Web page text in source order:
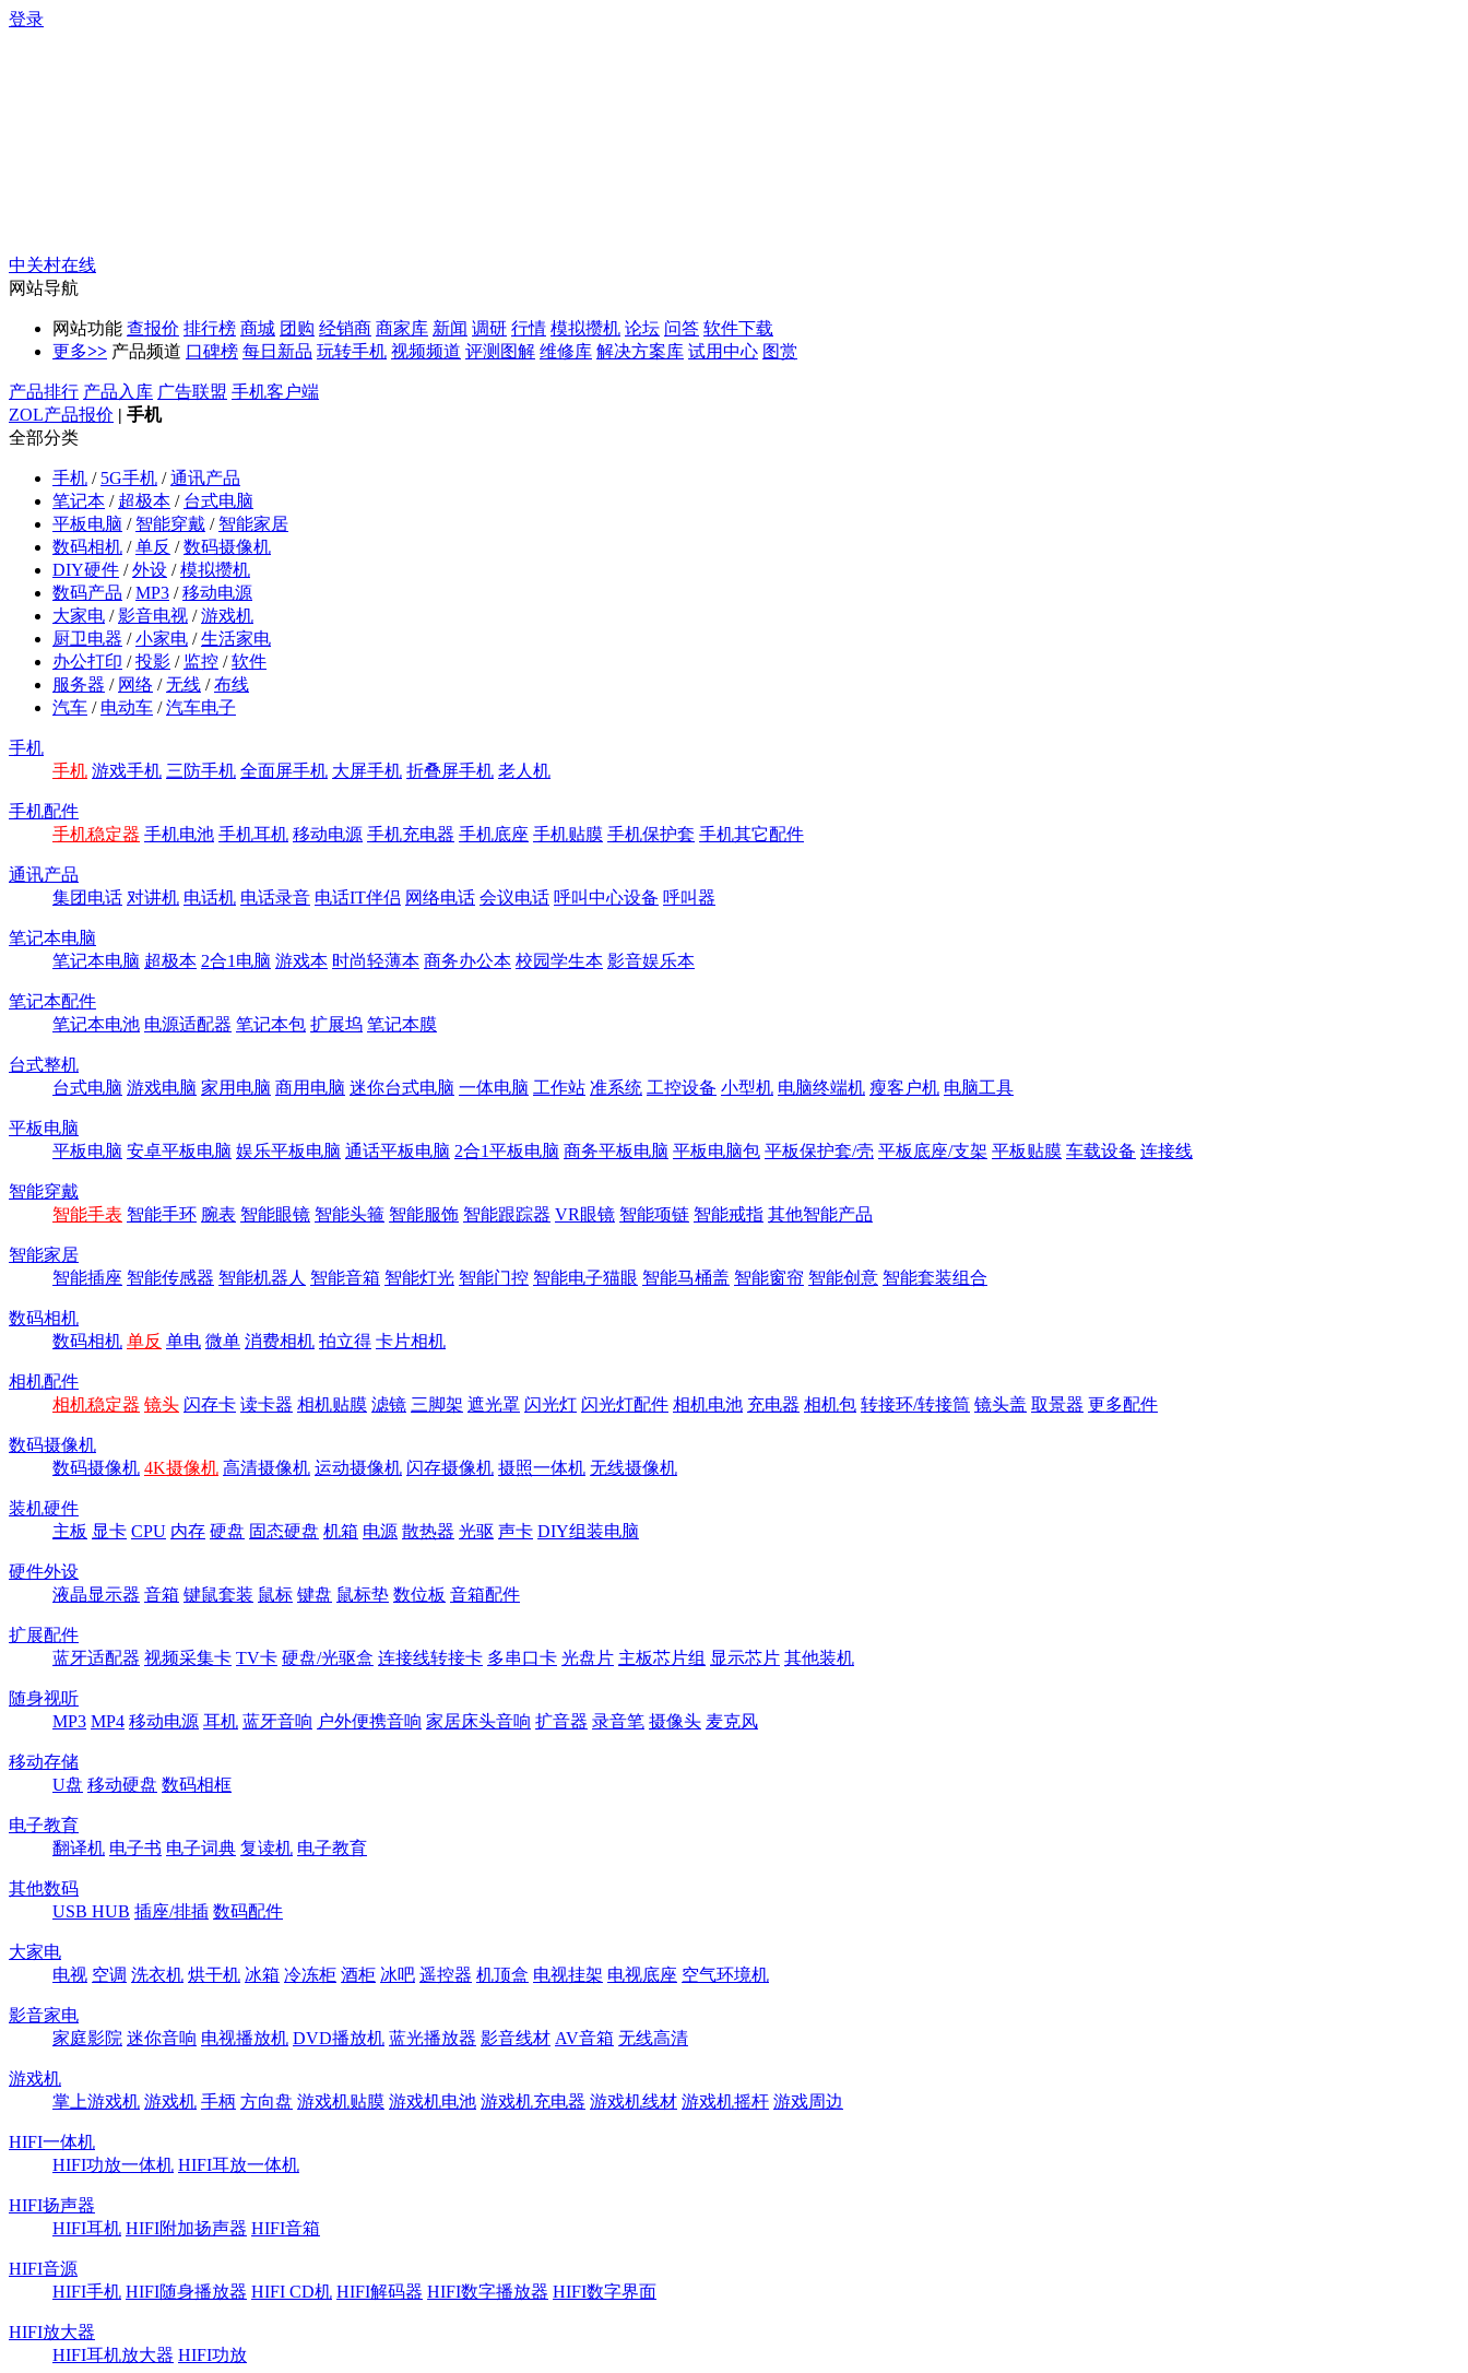
登录
中关村在线
网站导航
网站功能 查报价 排行榜 商城 团购 经销商 商家库 新闻 调研 行情 模拟攒机 论坛 问答 软件下载
更多>> 产品频道 口碑榜 每日新品 玩转手机 视频频道 评测图解 维修库 解决方案库 试用中心 图赏
产品排行 产品入库 广告联盟 手机客户端
ZOL产品报价 | 手机
全部分类
手机 / 5G手机 /通讯产品
笔记本 / 超极本 / 台式电脑
平板电脑 / 智能穿戴 / 智能家居
数码相机 /单反 /数码摄像机
DIY硬件 /外设 /模拟攒机
数码产品 /MP3 /移动电源
大家电 /影音电视 /游戏机
厨卫电器 /小家电 /生活家电
办公打印 /投影 / 监控 /软件
服务器 / 网络 /无线 /布线
汽车 / 电动车 /汽车电子
手机
手机 游戏手机 三防手机 全面屏手机 大屏手机 折叠屏手机 老人机
手机配件
手机稳定器 手机电池 手机耳机 移动电源 手机充电器 手机底座 手机贴膜 手机保护套 手机其它配件
通讯产品
集团电话 对讲机 电话机 电话录音 电话IT伴侣 网络电话 会议电话 呼叫中心设备 呼叫器
笔记本电脑
笔记本电脑 超极本 2合1电脑 游戏本 时尚轻薄本 商务办公本 校园学生本 影音娱乐本
笔记本配件
笔记本电池 电源适配器 笔记本包 扩展坞 笔记本膜
台式整机
台式电脑 游戏电脑 家用电脑 商用电脑 迷你台式电脑 一体电脑 工作站 准系统 工控设备 小型机 电脑终端机 瘦客户机 电脑工具
平板电脑
平板电脑 安卓平板电脑 娱乐平板电脑 通话平板电脑 2合1平板电脑 商务平板电脑 平板电脑包 平板保护套/壳 平板底座/支架 平板贴膜 车载设备 连接线
智能穿戴
智能手表 智能手环 腕表 智能眼镜 智能头箍 智能服饰 智能跟踪器 VR眼镜 智能项链 智能戒指 其他智能产品
智能家居
智能插座 智能传感器 智能机器人 智能音箱 智能灯光 智能门控 智能电子猫眼 智能马桶盖 智能窗帘 智能创意 智能套装组合
数码相机
数码相机 单反 单电 微单 消费相机 拍立得 卡片相机
相机配件
相机稳定器 镜头 闪存卡 读卡器 相机贴膜 滤镜 三脚架 遮光罩 闪光灯 闪光灯配件 相机电池 充电器 相机包 转接环/转接筒 镜头盖 取景器 更多配件
数码摄像机
数码摄像机 4K摄像机 高清摄像机 运动摄像机 闪存摄像机 摄照一体机 无线摄像机
装机硬件
主板 显卡 CPU 内存 硬盘 固态硬盘 机箱 电源 散热器 光驱 声卡 DIY组装电脑
硬件外设
液晶显示器 音箱 键鼠套装 鼠标 键盘 鼠标垫 数位板 音箱配件
扩展配件
蓝牙适配器 视频采集卡 TV卡 硬盘/光驱盒 连接线转接卡 多串口卡 光盘片 主板芯片组 显示芯片 其他装机
随身视听
MP3 MP4 移动电源 耳机 蓝牙音响 户外便携音响 家居床头音响 扩音器 录音笔 摄像头 麦克风
移动存储
U盘 移动硬盘 数码相框
电子教育
翻译机 电子书 电子词典 复读机 电子教育
其他数码
USB HUB 插座/排插 数码配件
大家电
电视 空调 洗衣机 烘干机 冰箱 冷冻柜 酒柜 冰吧 遥控器 机顶盒 电视挂架 电视底座 空气环境机
影音家电
家庭影院 迷你音响 电视播放机 DVD播放机 蓝光播放器 影音线材 AV音箱 无线高清
游戏机
掌上游戏机 游戏机 手柄 方向盘 游戏机贴膜 游戏机电池 游戏机充电器 游戏机线材 游戏机摇杆 游戏周边
HIFI一体机
HIFI功放一体机 HIFI耳放一体机
HIFI扬声器
HIFI耳机 HIFI附加扬声器 HIFI音箱
HIFI音源
HIFI手机 HIFI随身播放器 HIFI CD机 HIFI解码器 HIFI数字播放器 HIFI数字界面
HIFI放大器
HIFI耳机放大器 HIFI功放